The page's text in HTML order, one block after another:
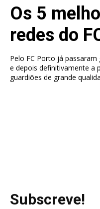
Os 5
redes do
Pelo FC Porto já passaram
e depois definitivamente a
guardiões de grande
Subscreve!